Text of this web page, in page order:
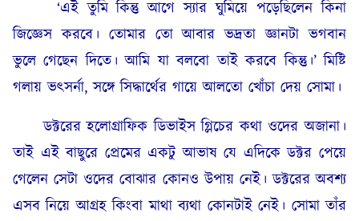
‘এই তুমি কিন্তু আগে স্যার ঘুমিয়ে পড়েছিলেন কিনা
জিজ্ঞেস করবে। তোমার তো আবার ভদ্রতা জ্ঞানটা ভগবান
ভুলে গেছেন দিতে। আমি যা বলবো তাই করবে কিন্তু।’ মিষ্টি
গলায় ভৎসর্না, সঙ্গে সিদ্ধার্থের গায়ে আলতো খোঁচা দেয় সোমা।
ডক্টরের হলোগ্রাফিক ডিভাইস গ্লিচের কথা ওদের অজানা।
তাই এই বাছুরে প্রেমের একটু আভাষ যে এদিকে ডক্টর পেয়ে
গেলেন সেটা ওদের বোঝার কোনও উপায় নেই। ডক্টরের অবশ্য
এসব নিয়ে আগ্রহ কিংবা মাথা ব্যথা কোনটাই নেই। সোমা তাঁর